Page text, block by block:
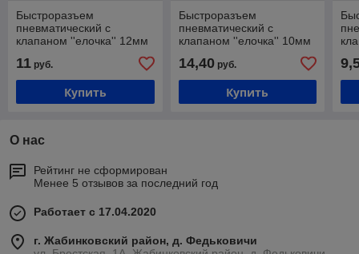
Быстроразъем
пневматический с
клапаном ''елочка'' 12мм
11 руб.
Купить
Быстроразъем
пневматический с
клапаном ''елочка'' 10мм
держателе)
14,40руб.
Купить
О нас
Рейтинг не сформирован
Менее 5 отзывов за последний год
Работает с 17.04.2020
г. Жабинковский район, д. Федьковичи